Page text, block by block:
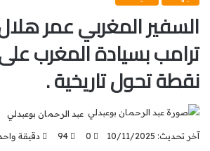
السفير المغربي عمر
ترامب بسيادة المغرب
نقطة تحول تاريخية .
عبد الرحمان بوعبدلي
آخر تحديث: 10/11/2025 0
94 دقيقة